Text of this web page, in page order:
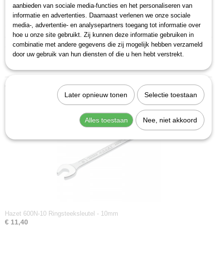
Specificaties
Productcode
600N-11
EAN code
4000896023035
Productcode leverancier
Omschrijving
Ook interessant
Hazet 600N-10 Ringsteeksleutel - 10mm
€ 11,40
aanbieden van sociale media-functies en het personaliseren van
informatie en advertenties. Daarnaast verlenen we onze sociale
media-, advertentie- en analysepartners toegang tot informatie over
hoe u onze site gebruikt. Zij kunnen deze informatie gebruiken in
combinatie met andere gegevens die zij mogelijk hebben verzameld
door uw gebruik van hun diensten of die u hen hebt verstrekt.
Later opnieuw tonen Selectie toestaan
Alles toestaan Nee, niet akkoord